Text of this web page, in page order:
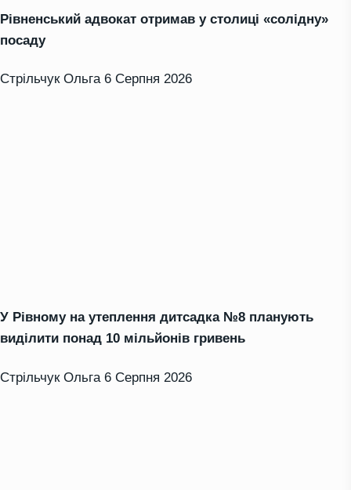
Рівненський адвокат отримав у столиці «солідну»
посаду
Стрільчук Ольга 6 Серпня 2026
У Рівному на утеплення дитсадка №8 планують
виділити понад 10 мільйонів гривень
Стрільчук Ольга 6 Серпня 2026